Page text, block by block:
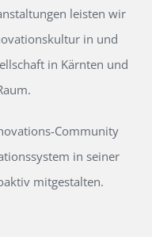
leisten wir
in und
in Kärnten und
Community
in seiner
mitgestalten.